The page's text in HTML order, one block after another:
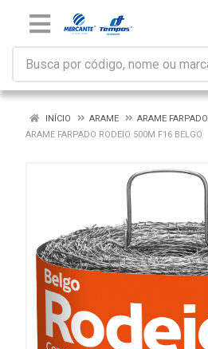
INÍCIO ARAME
ARAME FARPADO
ARAME FARPADO RODEIO 500M F16 BELGO